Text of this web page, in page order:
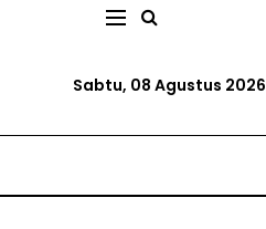
Sabtu, 08 Agustus 2026